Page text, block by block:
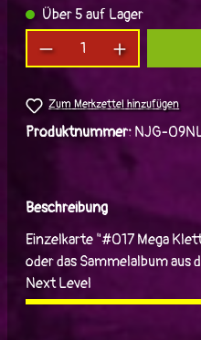
Über 5 auf Lager
Produkt Anzahl:
Zum Merkzettel hinzufügen
Produktnummer: NJG-
Beschreibung
Einzelkarte "#017 Mega
oder das Sammelalbum aus
Next Level